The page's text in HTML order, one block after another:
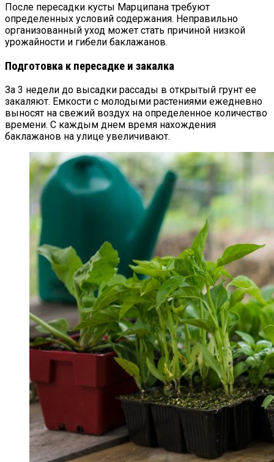
После пересадки кусты Марципана требуют
определенных условий содержания. Неправильно
организованный уход может стать причиной низкой
урожайности и гибели баклажанов.
Подготовка к пересадке и закалка
За 3 недели до высадки рассады в открытый грунт ее
закаляют. Емкости с молодыми растениями ежедневно
выносят на свежий воздух на определенное количество
времени. С каждым днем время нахождения
баклажанов на улице увеличивают.